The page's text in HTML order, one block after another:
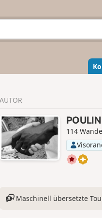
AUTOR
114
Maschinell übersetzte